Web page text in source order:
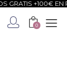
+100€ EN
0